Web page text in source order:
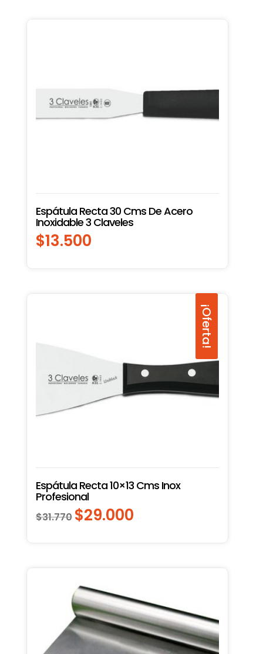
Espátula Recta 30 Cms De Acero
Inoxidable 3 Claveles
$13.500
¡Oferta!
Espátula Recta 10×13 Cms Inox
Profesional
$31.770 El
$29.000El